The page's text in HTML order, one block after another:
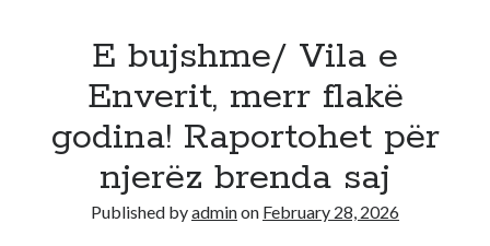
E bujshme/ Vila e
Enverit, merr flakë
godina! Raportohet për
njerëz brenda saj
Published byadminon February 28, 2026